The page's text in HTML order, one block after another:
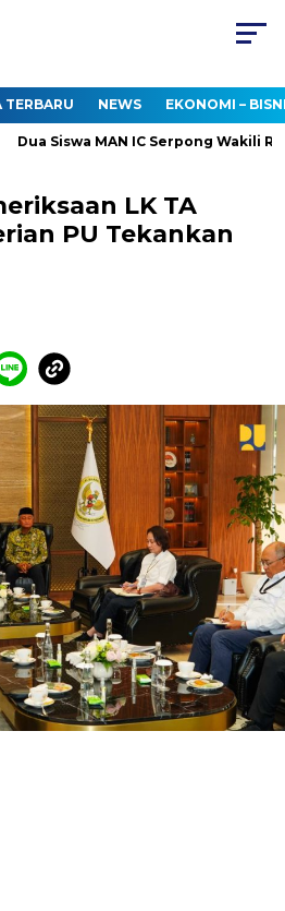
TERBARU NEWS EKONOMI –
Siswa MAN IC Serpong Wakili RI di
LK TA
PU Tekankan